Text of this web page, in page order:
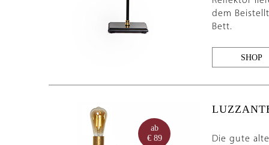
dem
Bett.
SHOP
Die gute
ab
€ 89